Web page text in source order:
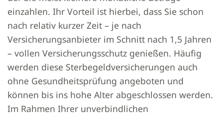
einzahlen. Ihr Vorteil ist hierbei, dass Sie schon
nach relativ kurzer Zeit – je nach
Versicherungsanbieter im Schnitt nach 1,5 Jahren
– vollen Versicherungsschutz genießen. Häufig
werden diese Sterbegeldversicherungen auch
ohne Gesundheitsprüfung angeboten und
können bis ins hohe Alter abgeschlossen werden.
Im Rahmen Ihrer unverbindlichen